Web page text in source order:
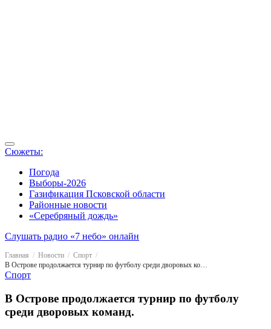
Сюжеты:
Погода
Выборы-2026
Газификация Псковской области
Районные новости
«Серебряный дождь»
Слушать радио «7 небо» онлайн
Главная Новости
Спорт
В Острове продолжается турнир по футболу среди дворовых команд.
Спорт
В Острове продолжается турнир по футболу
среди дворовых команд.